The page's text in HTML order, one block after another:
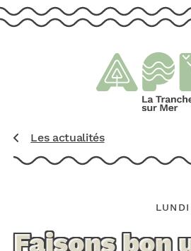
aller au contenu
Les actualités
Faisons bon